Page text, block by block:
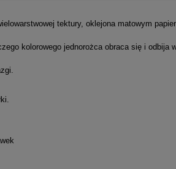
tektury, oklejona matowym
kolorowego jednorożca obraca się i odbija